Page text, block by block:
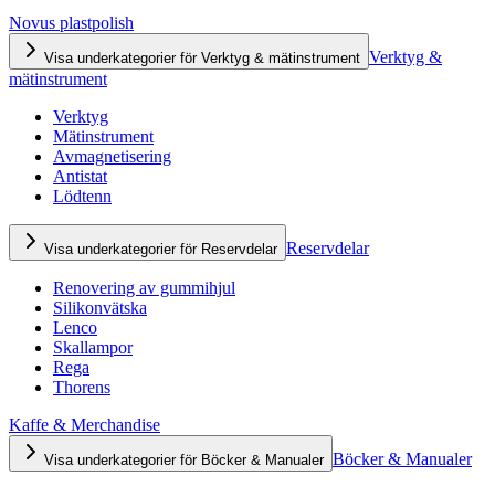
Novus plastpolish
Visa underkategorier för Verktyg & mätinstrument Verktyg &
mätinstrument
Verktyg
Mätinstrument
Avmagnetisering
Antistat
Lödtenn
Visa underkategorier för Reservdelar Reservdelar
Renovering av gummihjul
Silikonvätska
Lenco
Skallampor
Rega
Thorens
Kaffe & Merchandise
Visa underkategorier för Böcker & Manualer Böcker & Manualer